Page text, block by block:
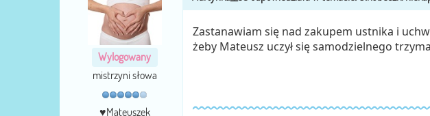
Wylogowany
mistrzyni słowa
♥Mateuszek
Zastanawiam się nad zakupem ustnika i
żeby Mateusz uczył się samodzielnego